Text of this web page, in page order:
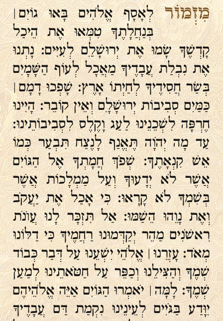
מִזְמוֹרלְאָסָף אֱלֹהִים בָּאוּ גוֹיִם ׀
בְּנַחֲלָתֶךָ טִמְּאוּ אֶת הֵיכַל
קָדְשֶׁךָ שָׂמוּ אֶת יְרוּשָׁלַ‍ִם לְעִיִּים׃ נָתְנוּ
אֶת נִבְלַת עֲבָדֶיךָ מַאֲכָל לְעוֹף הַשָּׁמָיִם
בְּשַׂר חֲסִידֶיךָ לְחַיְתוֹ אָרֶץ׃ שָׁפְכוּ דָמָם ׀
כַּמַּיִם סְבִיבוֹת יְרוּשָׁלָ‍ִם וְאֵין קוֹבֵר׃ הָיִינוּ
חֶרְפָּה לִשְׁכֵנֵינוּ לַעַג וָקֶלֶס לִסְבִיבוֹתֵינוּ׃
עַד מָה יְהֹוָה תֶּאֱנַף לָנֶצַח תִּבְעַר כְּמוֹ
אֵשׁ קִנְאָתֶךָ׃ שְׁפֹךְ חֲמָתְךָ אֶל הַגּוֹיִם
אֲשֶׁר לֹא יְדָעוּךָ וְעַל מַמְלָכוֹת אֲשֶׁר
בְּשִׁמְךָ לֹא קָרָאוּ׃ כִּי אָכַל אֶת יַעֲקֹב
וְאֶת נָוֵהוּ הֵשַׁמּוּ׃ אַל תִּזְכָּר לָנוּ עֲוֺנֹת
רִאשֹׁנִים מַהֵר יְקַדְּמוּנוּ רַחֲמֶיךָ כִּי דַלּוֹנוּ
מְאֹד׃ עָזְרֵנוּ ׀ אֱלֹהֵי יִשְׁעֵנוּ עַל דְּבַר כְּבוֹד
שְׁמֶךָ וְהַצִּילֵנוּ וְכַפֵּר עַל חַטֹּאתֵינוּ לְמַעַן
שְׁמֶךָ׃ לָמָּה ׀ יֹאמְרוּ הַגּוֹיִם אַיֵּה אֱלֹהֵיהֶם
יִוָּדַע בַּגֹּיִים לְעֵינֵינוּ נִקְמַת דַּם עֲבָדֶיךָ